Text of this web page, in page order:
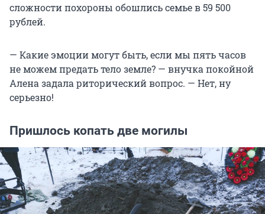
сложности похороны обошлись семье в 59 500
рублей.
— Какие эмоции могут быть, если мы пять часов
не можем предать тело земле? — внучка покойной
Алена задала риторический вопрос. — Нет, ну
серьезно!
Пришлось копать две могилы